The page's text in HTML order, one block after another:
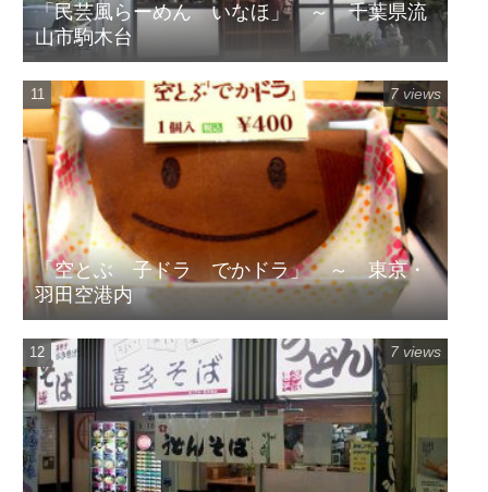
「民芸風らーめん いなほ」 ～ 千葉県流
山市駒木台
「空とぶ 子ドラ でかドラ」 ～ 東京・
羽田空港内
7 views
7 views